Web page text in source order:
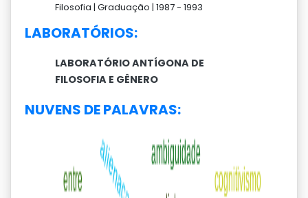
Filosofia | Graduação | 1987 - 1993
LABORATÓRIOS:
LABORATÓRIO ANTÍGONA DE
FILOSOFIA E GÊNERO
NUVENS DE PALAVRAS: